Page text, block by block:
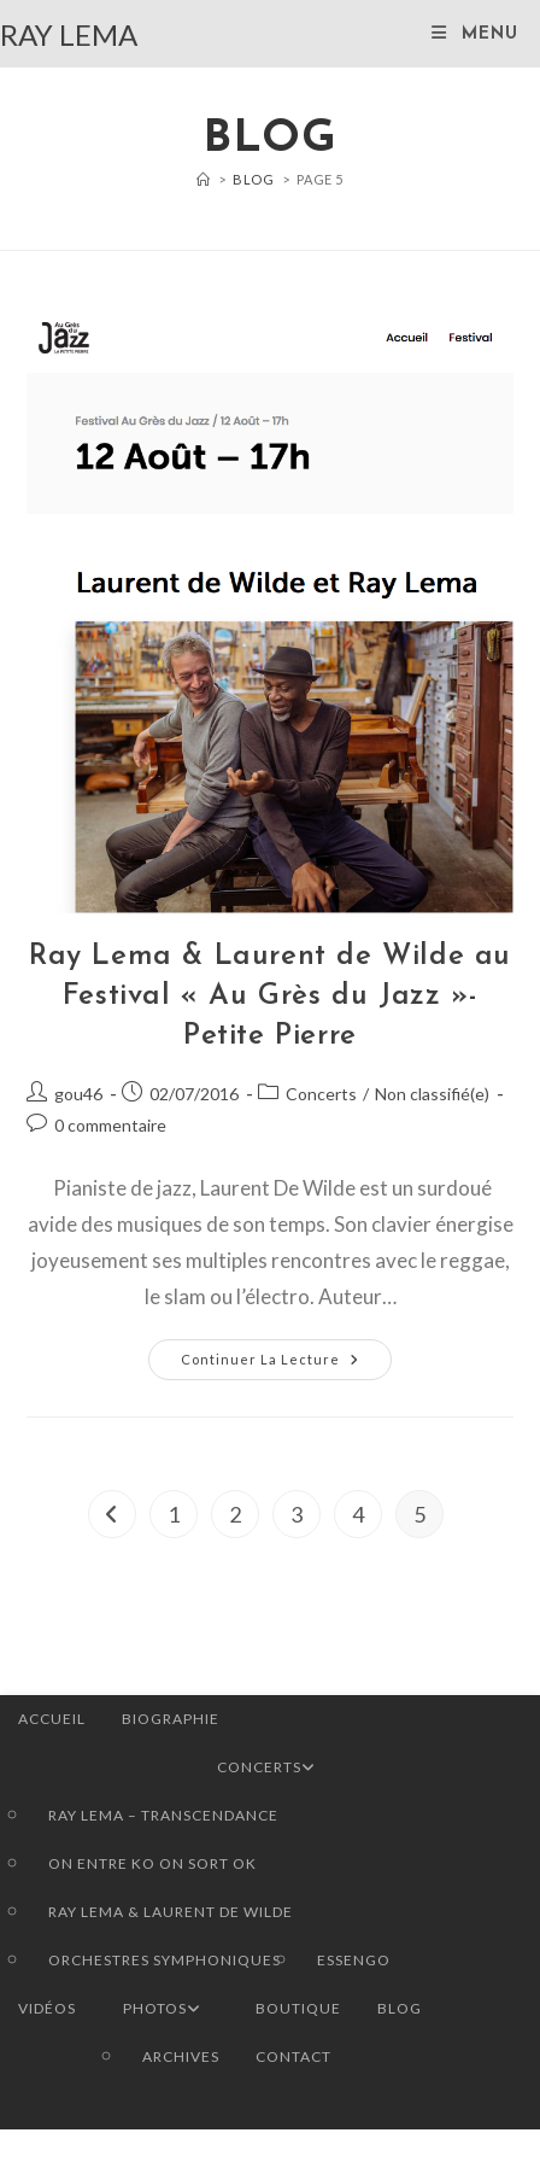
to
content
RAY LEMA MENU
BLOG
> BLOG > PAGE 5
Ray Lema & Laurent de Wilde au
Festival « Au Grès du Jazz »-
Petite Pierre
Post
author:
gou46
Post
published:
02/07/2016
PostConcerts / Non classifié(e)
Post0 commentaire
Pianiste de jazz, Laurent De Wilde est un surdoué
avide des musiques de son temps. Son clavier énergise
joyeusement ses multiples rencontres avec le reggae,
le slam ou l’électro. Auteur…
Continuer La Lecture
Ray
Lema
Grès
Du
Go to the previous page
1 2 3 4 5
ACCUEIL BIOGRAPHIE
CONCERTS
RAY LEMA – TRANSCENDANCE
ON ENTRE KO ON SORT OK
RAY LEMA & LAURENT DE WILDE
ORCHESTRES SYMPHONIQUES ESSENGO
VIDÉOS PHOTOS
ARCHIVES
BOUTIQUE BLOG
CONTACT